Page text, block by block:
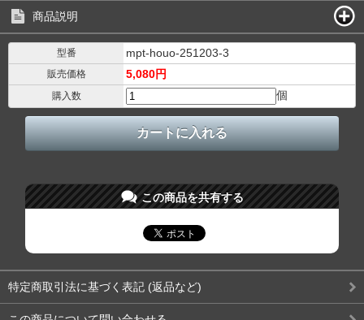
商品説明
型番 mpt-houo-251203-3
販売価格 5,080円
購入数 個
この商品を共有する
特定商取引法に基づく表記 (返品など)